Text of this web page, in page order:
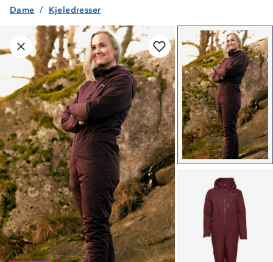
Produktet er lagt i handlekurven
Dame Kjeledresser